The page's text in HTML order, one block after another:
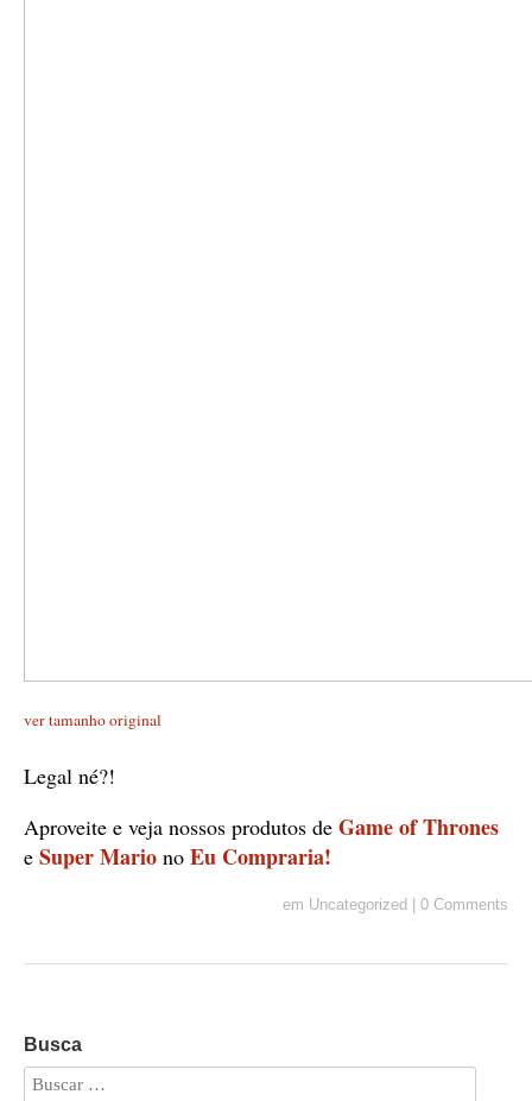
ver tamanho original
Legal né?!
Aproveite e veja nossos produtos de Game of Thrones
e Super Mario no Eu Compraria!
em Uncategorized 0 Comments
Busca